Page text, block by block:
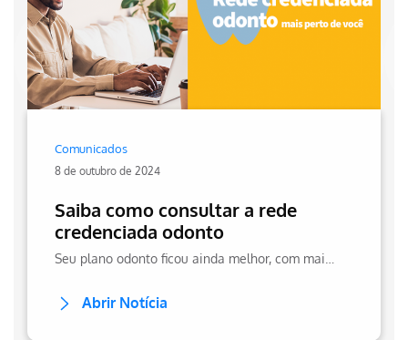
Comunicados
8 de outubro de 2024
Saiba como consultar a rede
credenciada odonto
Abrir Notícia